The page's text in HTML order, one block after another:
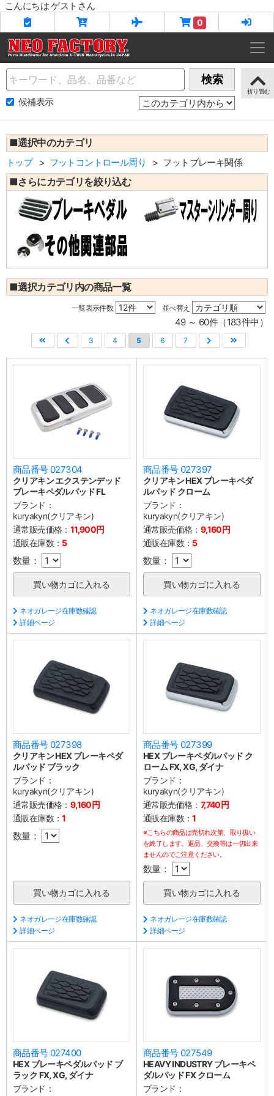
こんにちは ゲストさん
0
Name 検索
候補表示
■選択中のカテゴリ
トップ フットコントロール周り フットブレーキ関係
■さらにカテゴリを絞り込む
■選択カテゴリ内の商品一覧
一覧表示件数 並べ替え
49 ～ 60件（183件中）
3 4 5 6 7
商品番号 027304
クリアキン エクステンデッド
ブレーキペダルパッド FL
ブランド：
kuryakyn(クリアキン)
通常販売価格： 11,900円
通販在庫数： 5
数量：
ネオガレージ在庫数確認
詳細ページ
商品番号 027397
クリアキン HEX ブレーキペダ
ルパッド クローム
ブランド：
kuryakyn(クリアキン)
通常販売価格： 9,160円
通販在庫数： 5
数量：
ネオガレージ在庫数確認
詳細ページ
商品番号 027398
クリアキン HEX ブレーキペダ
ルパッド ブラック
ブランド：
kuryakyn(クリアキン)
通常販売価格： 9,160円
通販在庫数：1
数量：
ネオガレージ在庫数確認
詳細ページ
商品番号 027399
HEX ブレーキペダルパッド ク
ローム FX, XG, ダイナ
ブランド：
kuryakyn(クリアキン)
通常販売価格： 7,740円
通販在庫数：1
※こちらの商品は売切れ次第、取り扱い
を終了します。返品、交換等は一切出来
ませんのでご注意ください。
数量：
ネオガレージ在庫数確認
詳細ページ
商品番号 027400
HEX ブレーキペダルパッド ブ
ラック FX, XG, ダイナ
ブランド：
商品番号 027549
HEAVY INDUSTRY ブレーキペ
ダルパッド FX クローム
ブランド：